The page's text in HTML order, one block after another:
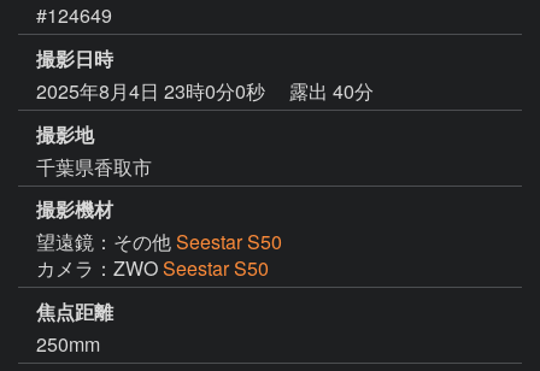
#124649
撮影日時
2025年8月4日 23時0分0秒
露出 40分
撮影地
千葉県香取市
撮影機材
望遠鏡：その他Seestar S50
カメラ：ZWOSeestar S50
焦点距離
250mm